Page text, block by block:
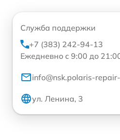
Служба поддержки
+7 (383) 242-94-13
Ежедневно с 9:00 до
info@nsk.polaris-
ул. Ленина, 3